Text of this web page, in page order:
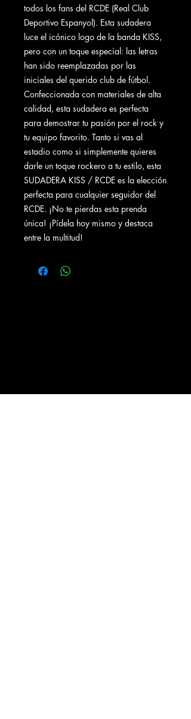
todos los fans del RCDE (Real Club
Deportivo Espanyol). Esta sudadera
luce el icónico logo de la banda KISS,
pero con un toque especial: las letras
han sido reemplazadas por las
iniciales del querido club de fútbol.
Confeccionada con materiales de alta
calidad, esta sudadera es perfecta
para demostrar tu pasión por el rock y
tu equipo favorito. Tanto si vas al
estadio como si simplemente quieres
darle un toque rockero a tu estilo, esta
SUDADERA KISS / RCDE es la elección
perfecta para cualquier seguidor del
RCDE. ¡No te pierdas esta prenda
única! ¡Pídela hoy mismo y destaca
entre la multitud!